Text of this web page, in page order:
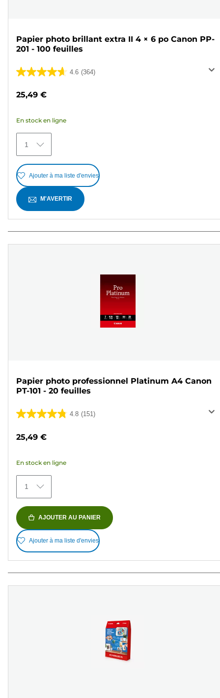
Papier photo brillant extra II 4 × 6 po Canon PP-
201 - 100 feuilles
4.6 (364)
4.6
364
avis
25,49 €
En stock en ligne
1
Ajouter à ma liste d'envies
M'AVERTIR
Papier photo professionnel Platinum A4 Canon
PT-101 - 20 feuilles
4.8 (151)
4.8
5
151
avis
25,49 €
En stock en ligne
1
AJOUTER AU PANIER
Ajouter à ma liste d'envies